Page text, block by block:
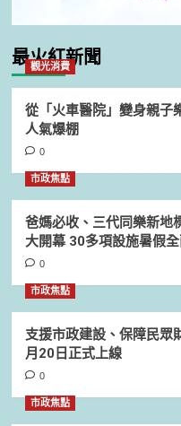
最火紅新聞
觀光消費
從「火車醫院」變身親
人氣爆棚
0
市政焦點
爸媽必收、三代同樂新地
大開幕 30多項設施暑假
0
市政焦點
支援市政建設、保障民眾
月20日正式上線
0
市政焦點